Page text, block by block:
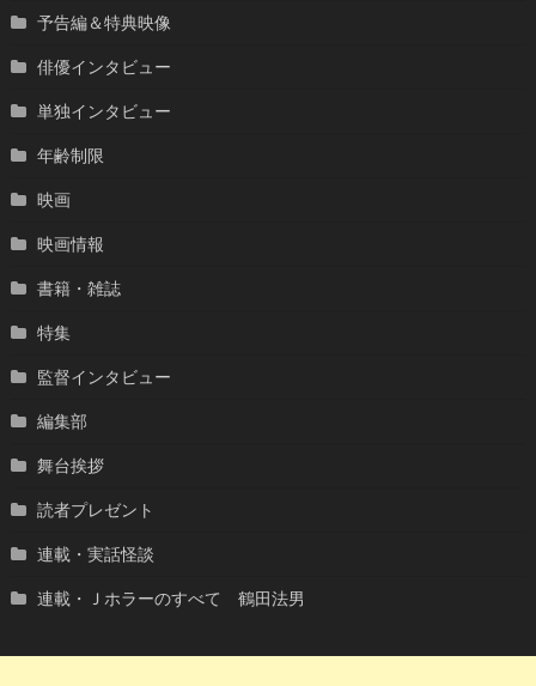
予告編＆特典映像
俳優インタビュー
単独インタビュー
年齢制限
映画
映画情報
書籍・雑誌
特集
監督インタビュー
編集部
舞台挨拶
読者プレゼント
連載・実話怪談
連載・Ｊホラーのすべて 鶴田法男